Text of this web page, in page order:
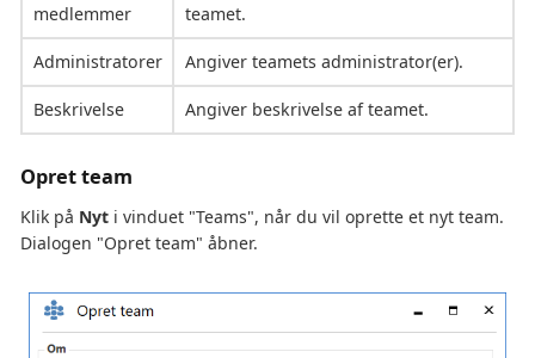
medlemmer
teamet.
Administratorer Angiver teamets administrator(er).
Beskrivelse Angiver beskrivelse af teamet.
Opret team
Klik på Nyt i vinduet "Teams", når du vil oprette et nyt team.
Dialogen "Opret team" åbner.